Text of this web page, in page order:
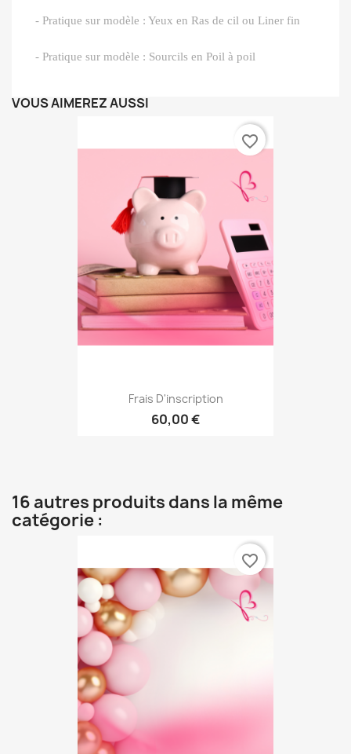
- Pratique sur modèle : Yeux en Ras de cil ou Liner fin
- Pratique sur modèle : Sourcils en Poil à poil
VOUS AIMEREZ AUSSI
Frais D'inscription
60,00 €
favorite_border
16 autres produits dans la même
catégorie :
favorite_border